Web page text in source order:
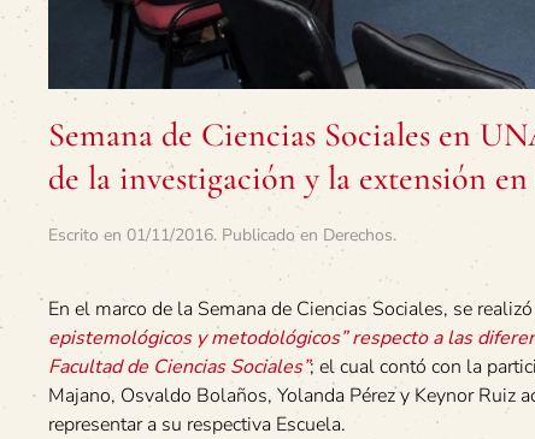
Semana de Ciencias Sociales en
de la investigación y la extensión
Escrito en 01/11/2016. Publicado en Derechos.
En el marco de la Semana de Ciencias Sociales, se
epistemológicos y metodológicos” respecto a las
Facultad de Ciencias Sociales”; el cual contó con la
Majano, Osvaldo Bolaños, Yolanda Pérez y Keynor Ruiz
representar a su respectiva Escuela.